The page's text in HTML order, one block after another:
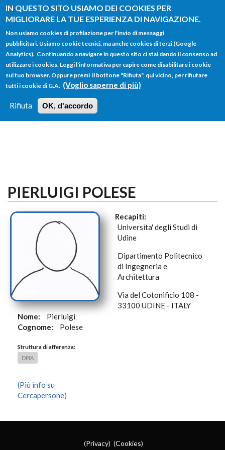
IN QUESTO SITO USIAMO DEI COOKIES PER
MIGLIORARE LA TUE ESPERIENZA DI NAVIGAZIONE.
Non usiamo cookies di profilazione per l'invio di messaggi
pubblicitari. Usiamo cookie tecnici, ma anche cookies di terzi (Google
Analytics). Continuando a navigare in questo sito ci stai dando il consenso ad
utilizzare i cookies. Leggi l'informativa per capire come disabilitare i cookie
sul tuo browser. Oppure premi il bottone "Rifiuta", qui vicino, per rifiutare
tutti i cookie di G.A. (Voglio saperne di più)
Rifiuta OK, d'accordo
Salta al contenuto principale
FORM
DI
RICERCA
Main menu
HOME TUTTI I PROFILI
LOGIN
PIERLUIGI POLESE
Nome:
Pierluigi
Cognome:
Polese
Struttura di afferenza:
DPIA
(Più info su
Cercapersone)
Recapiti:
Universita' degli Studi di
Udine
Dipartimento Politecnico
di Ingegneria e
Architettura
Via del Cotonificio 108 -
33100 UDINE - ITALY
(Privacy) (Cookies)